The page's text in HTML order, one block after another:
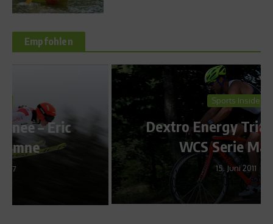
Empfohlen
Sports Inside
Dextro Energy Triathlon ITU
WCS Serie Madrid